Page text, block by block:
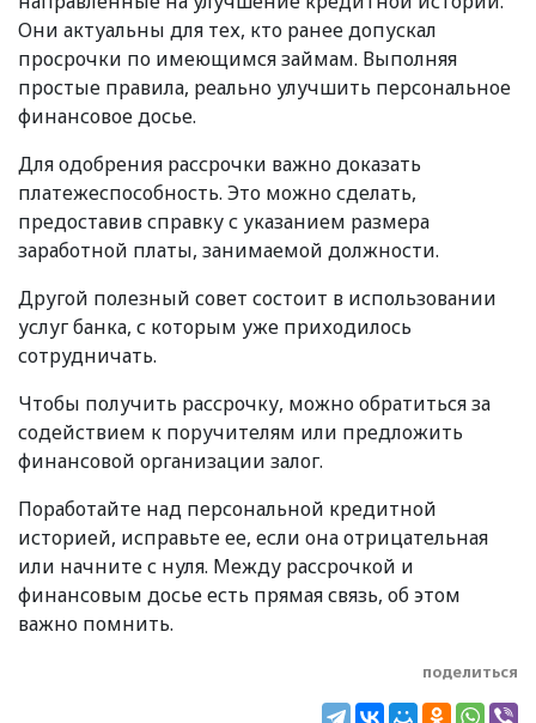
Они актуальны для тех, кто ранее допускал
просрочки по имеющимся займам. Выполняя
простые правила, реально улучшить персональное
финансовое досье.
Для одобрения рассрочки важно доказать
платежеспособность. Это можно сделать,
предоставив справку с указанием размера
заработной платы, занимаемой должности.
Другой полезный совет состоит в использовании
услуг банка, с которым уже приходилось
сотрудничать.
Чтобы получить рассрочку, можно обратиться за
содействием к поручителям или предложить
финансовой организации залог.
Поработайте над персональной кредитной
историей, исправьте ее, если она отрицательная
или начните с нуля. Между рассрочкой и
финансовым досье есть прямая связь, об этом
важно помнить.
поделиться